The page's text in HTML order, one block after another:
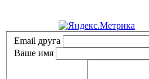
Email друга
Ваше имя